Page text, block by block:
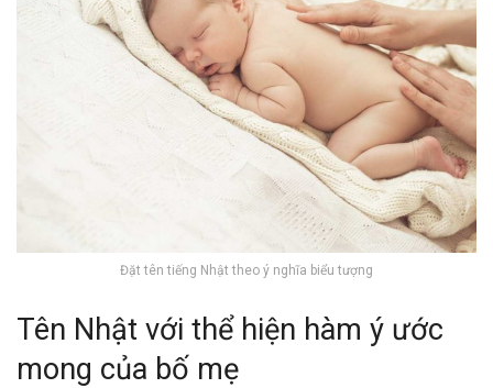
Đặt tên tiếng Nhật theo ý nghĩa biểu tượng
Tên Nhật với thể hiện hàm ý ước
mong của bố mẹ